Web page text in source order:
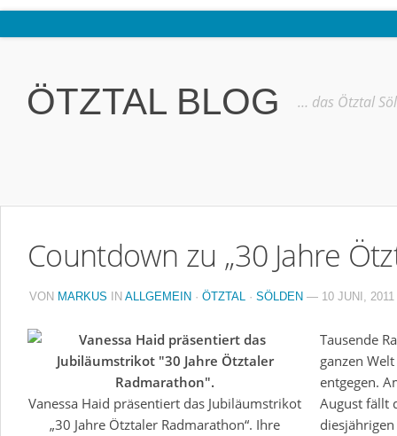
Ötztal
Interviews
Kostenloser Bustransfer ins Gletscherskigebiet von Sölden
Datenschutzerklärung
ÖTZTAL BLOG … das Ötztal
Countdown zu „30 Jahre
VON MARKUS IN ALLGEMEIN · ÖTZTAL · SÖLDEN — 10 JUNI, 2011
Vanessa Haid präsentiert das Jubiläumstrikot
„30 Jahre Ötztaler Radmarathon“. Ihre
Tausende
ganzen
entgegen.
August fällt